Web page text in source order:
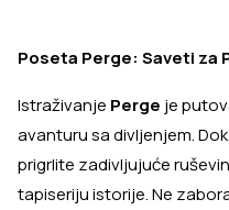
Poseta Perge: Saveti za
Istraživanje Perge je
avanturu sa divljenjem.
prigrlite zadivljujuće
tapiseriju istorije. Ne